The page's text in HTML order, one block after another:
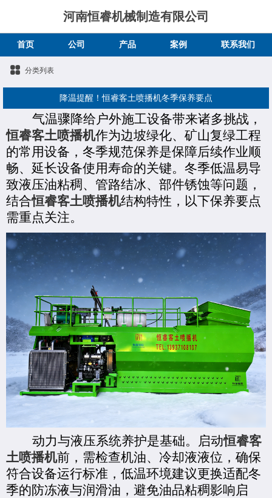
河南恒睿机械制造有限公司
首页 公司 产品 案例 联系我们
分类列表
降温提醒！恒睿客土喷播机冬季保养要点
气温骤降给户外施工设备带来诸多挑战，
恒睿客土喷播机作为边坡绿化、矿山复绿工程
的常用设备，冬季规范保养是保障后续作业顺
畅、延长设备使用寿命的关键。冬季低温易导
致液压油粘稠、管路结冰、部件锈蚀等问题，
结合恒睿客土喷播机结构特性，以下保养要点
需重点关注。
动力与液压系统养护是基础。启动恒睿客
土喷播机前，需检查机油、冷却液液位，确保
符合设备运行标准，低温环境建议更换适配冬
季的防冻液与润滑油，避免油品粘稠影响启